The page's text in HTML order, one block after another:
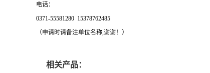
电话：
0371-55581280 15378762485
（申请时请备注单位名称,谢谢！）
相关产品：